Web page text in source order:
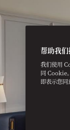
帮助我
我们使用
同 Cookie
即表示您同